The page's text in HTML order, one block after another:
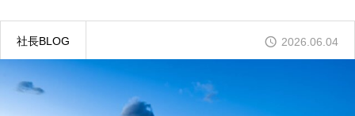
ONLINE MODEL HOUSE
オンライン展示場
社長BLOG 2026.06.04